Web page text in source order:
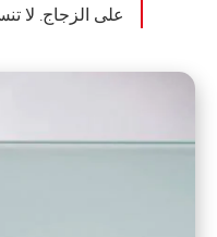
على الزجاج. لا